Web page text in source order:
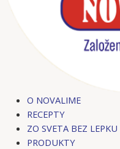
O NOVALIME
RECEPTY
ZO SVETA BEZ LEPKU
PRODUKTY